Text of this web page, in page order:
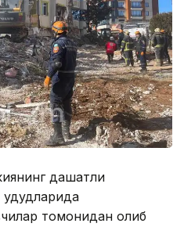
даҳшатли
томонидан олиб